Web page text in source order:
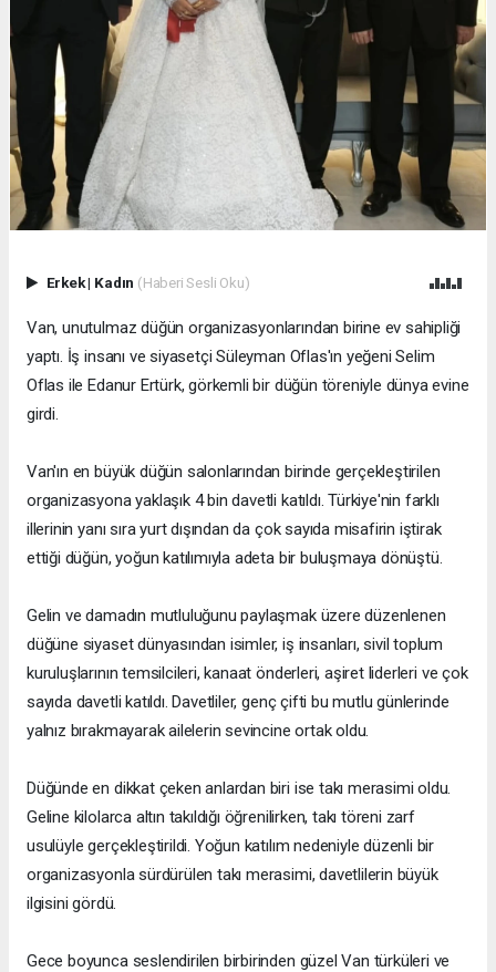
Erkek| Kadın (Haberi Sesli Oku)
Van, unutulmaz düğün organizasyonlarından birine ev sahipliği
yaptı. İş insanı ve siyasetçi Süleyman Oflas'ın yeğeni Selim
Oflas ile Edanur Ertürk, görkemli bir düğün töreniyle dünya evine
girdi.
Van'ın en büyük düğün salonlarından birinde gerçekleştirilen
organizasyona yaklaşık 4 bin davetli katıldı. Türkiye'nin farklı
illerinin yanı sıra yurt dışından da çok sayıda misafirin iştirak
ettiği düğün, yoğun katılımıyla adeta bir buluşmaya dönüştü.
Gelin ve damadın mutluluğunu paylaşmak üzere düzenlenen
düğüne siyaset dünyasından isimler, iş insanları, sivil toplum
kuruluşlarının temsilcileri, kanaat önderleri, aşiret liderleri ve çok
sayıda davetli katıldı. Davetliler, genç çifti bu mutlu günlerinde
yalnız bırakmayarak ailelerin sevincine ortak oldu.
Düğünde en dikkat çeken anlardan biri ise takı merasimi oldu.
Geline kilolarca altın takıldığı öğrenilirken, takı töreni zarf
usulüyle gerçekleştirildi. Yoğun katılım nedeniyle düzenli bir
organizasyonla sürdürülen takı merasimi, davetlilerin büyük
ilgisini gördü.
Gece boyunca seslendirilen birbirinden güzel Van türküleri ve